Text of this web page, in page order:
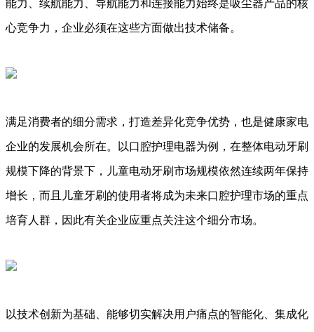
能力、续航能力、导航能力和连接能力始终是吸尘器产品的核
心竞争力，企业必须在这些方面做出技术储备。
满足消费者的细分需求，打造差异化竞争优势，也是健康家电
企业的发展机会所在。以口腔护理电器为例，在整体电动牙刷
规模下降的背景下，儿童电动牙刷市场规模依然连续两年保持
增长，而且儿童牙刷的使用者将成为未来口腔护理市场的重点
培育人群，因此有关企业应重点关注这个细分市场。
以技术创新为基础、能够切实解决用户痛点的智能化、集成化